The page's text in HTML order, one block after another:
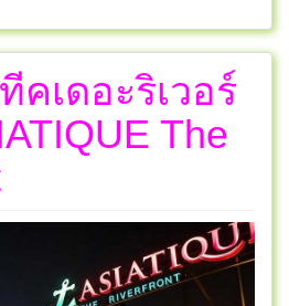
คเดอะริเวอร์
The